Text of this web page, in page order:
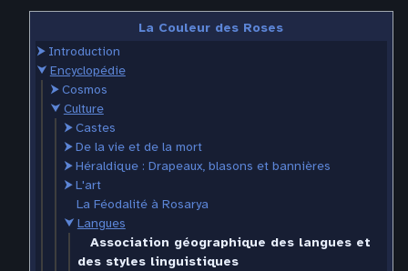
La Couleur des Roses
⮞ Introduction
⮟ Encyclopédie
⮞Cosmos
⮟ Culture
⮞Castes
⮞De la vie et de la mort
⮞Héraldique : Drapeaux, blasons et bannières
⮞L'art
La Féodalité à Rosarya
⮟ Langues
Association géographique des langues et
des styles linguistiques